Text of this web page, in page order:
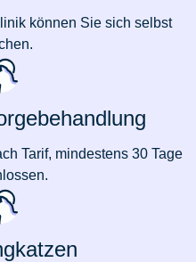
können Sie sich selbst
Tarif, mindestens 30 Tage